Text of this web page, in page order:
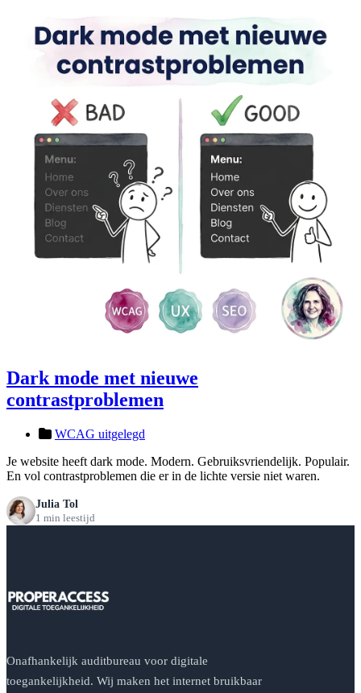
Dark mode met nieuwe
contrastproblemen
WCAG uitgelegd
Je website heeft dark mode. Modern. Gebruiksvriendelijk. Populair.
En vol contrastproblemen die er in de lichte versie niet waren.
Julia Tol
1 min leestijd
Onafhankelijk auditbureau voor digitale
toegankelijkheid. Wij maken het internet bruikbaar